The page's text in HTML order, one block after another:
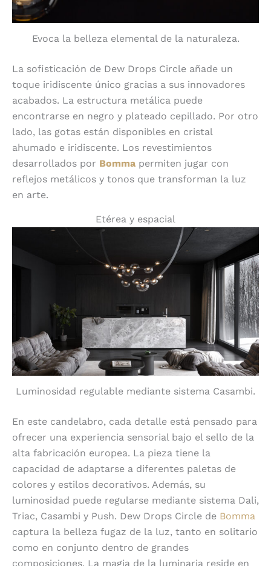
Evoca la belleza elemental de la naturaleza.
La sofisticación de Dew Drops Circle añade un
toque iridiscente único gracias a sus innovadores
acabados. La estructura metálica puede
encontrarse en negro y plateado cepillado. Por otro
lado, las gotas están disponibles en cristal
ahumado e iridiscente. Los revestimientos
desarrollados por Bomma permiten jugar con
reflejos metálicos y tonos que transforman la luz
en arte.
Etérea y espacial
Luminosidad regulable mediante sistema Casambi.
En este candelabro, cada detalle está pensado para
ofrecer una experiencia sensorial bajo el sello de la
alta fabricación europea. La pieza tiene la
capacidad de adaptarse a diferentes paletas de
colores y estilos decorativos. Además, su
luminosidad puede regularse mediante sistema Dali,
Triac, Casambi y Push. Dew Drops Circle de Bomma
captura la belleza fugaz de la luz, tanto en solitario
como en conjunto dentro de grandes
composiciones. La magia de la luminaria reside en